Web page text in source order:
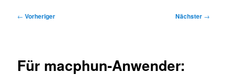
Beitragsnavigation
← Vorheriger Nächster →
Für macphun-Anwender: